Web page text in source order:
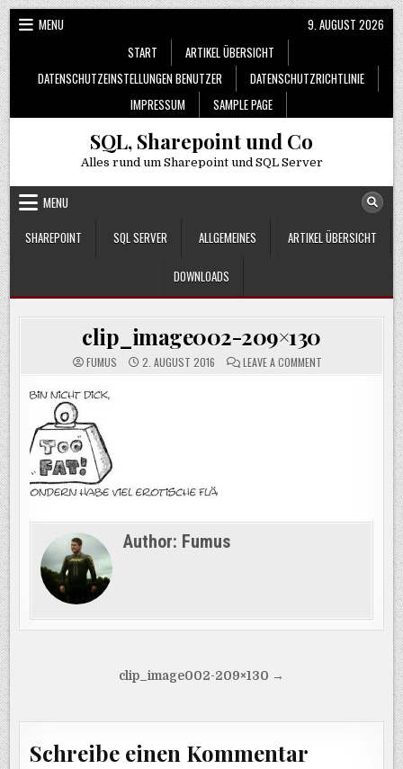
Skip
to
content
MENU
START
ARTIKEL ÜBERSICHT
DATENSCHUTZEINSTELLUNGEN BENUTZER
DATENSCHUTZRICHTLINIE
IMPRESSUM
SAMPLE PAGE
9. AUGUST 2026
SQL, Sharepoint und Co
Alles rund um Sharepoint und SQL Server
MENU
SHAREPOINT
SQL SERVER ALLGEMEINES ARTIKEL ÜBERSICHT
DOWNLOADS
clip_image002-209×130
FUMUS 2. AUGUST 2016 LEAVE A COMMENTON
Author: Fumus
Beitragsnavigation
clip_image002-209×130 →
Schreibe einen Kommentar